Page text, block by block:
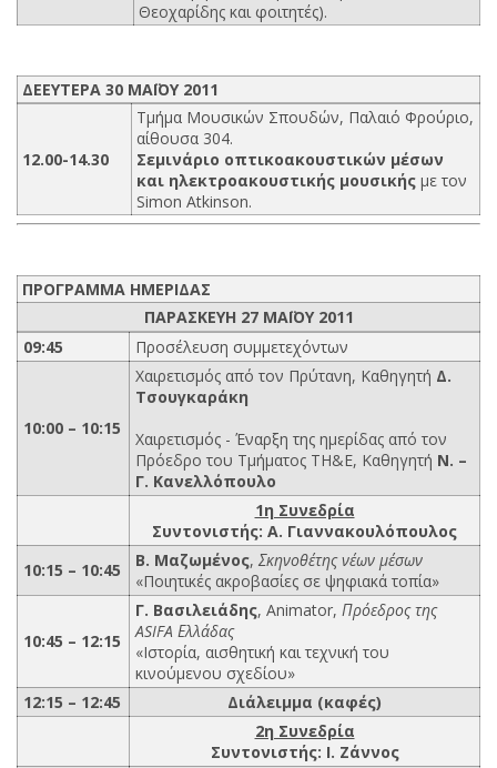
Θεοχαρίδης και φοιτητές).
ΔΕΕΥΤΕΡΑ 30 ΜΑΪΟΥ 2011
12.00-14.30
Τμήμα Μουσικών Σπουδών, Παλαιό Φρούριο,
αίθουσα 304.
Σεμινάριο οπτικοακουστικών μέσων
και ηλεκτροακουστικής μουσικής με τον
Simon Atkinson.
ΠΡΟΓΡΑΜΜΑ ΗΜΕΡΙΔΑΣ
ΠΑΡΑΣΚΕΥΗ 27 ΜΑΪΟΥ 2011
09:45
Προσέλευση συμμετεχόντων
10:00 – 10:15
Χαιρετισμός από τον Πρύτανη, Καθηγητή Δ.
Τσουγκαράκη
Χαιρετισμός - Έναρξη της ημερίδας από τον
Πρόεδρο του Τμήματος ΤΗ&Ε, Καθηγητή Ν. –
Γ. Κανελλόπουλο
1η Συνεδρία
Συντονιστής: Α. Γιαννακουλόπουλος
10:15 – 10:45
Β. Μαζωμένος, Σκηνοθέτης νέων μέσων
«Ποιητικές ακροβασίες σε ψηφιακά τοπία»
10:45 – 12:15
Γ. Βασιλειάδης, Animator, Πρόεδρος της
ASIFA Ελλάδας
«Ιστορία, αισθητική και τεχνική του
κινούμενου σχεδίου»
12:15 – 12:45
Διάλειμμα (καφές)
2η Συνεδρία
Συντονιστής: Ι. Ζάννος